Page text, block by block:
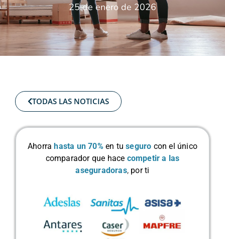
25 de enero de 2026
TODAS LAS NOTICIAS
Ahorra hasta un 70% en tuseguro con el único
comparador que hace competir a las
aseguradoras, por ti